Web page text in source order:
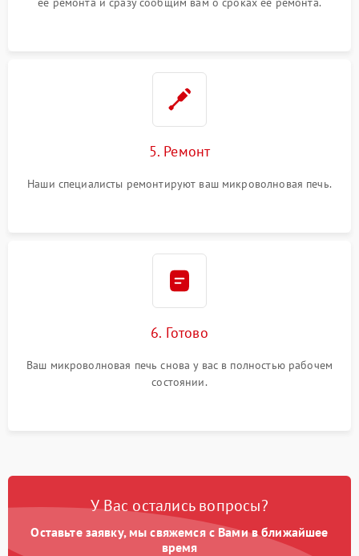
5. Ремонт
Наши специалисты ремонтируют ваш микроволновая печь.
6. Готово
Ваш микроволновая печь снова у вас в полностью рабочем
состоянии.
У Вас остались вопросы?
Оставьте заявку, мы свяжемся с Вами в ближайшее
время